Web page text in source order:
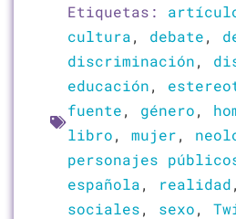
Etiquetas:
cultura, debate,
discriminación,
educación,
fuente, género,
libro, mujer,
personajes
española, realidad
sociales, sexo,